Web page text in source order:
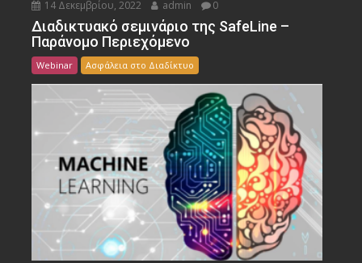
14 Δεκεμβρίου, 2022 admin 0
Διαδικτυακό σεμινάριο της SafeLine –
Παράνομο Περιεχόμενο
Webinar Ασφάλεια στο Διαδίκτυο